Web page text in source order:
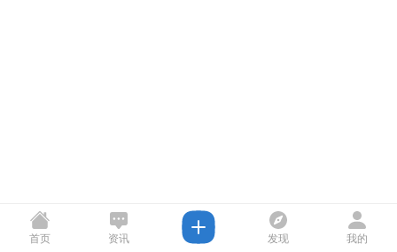
首页 资讯 发现 我的